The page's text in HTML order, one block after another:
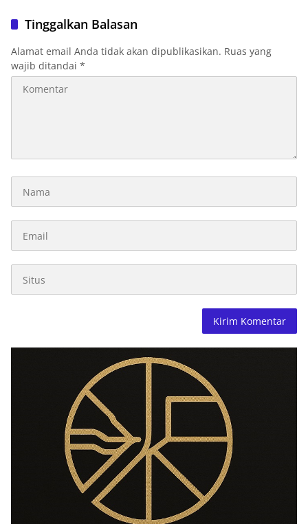
Tinggalkan Balasan
Alamat email Anda tidak akan dipublikasikan. Ruas yang
wajib ditandai *